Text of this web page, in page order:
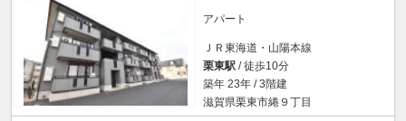
アパート
ＪＲ東海道・山陽本線
栗東駅 / 徒歩10分
築年 23年 / 3階建
滋賀県栗東市綣９丁目